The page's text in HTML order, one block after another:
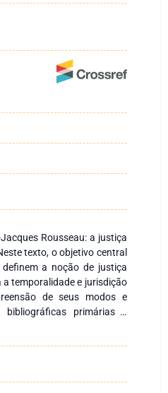
Rousseau: a justiça
texto, o objetivo central
a noção de justiça
temporalidade e jurisdição
de seus modos e
primárias e
republicana é o corpo
não é natural desejar o
de bondade, inerente à
são convencionadas por